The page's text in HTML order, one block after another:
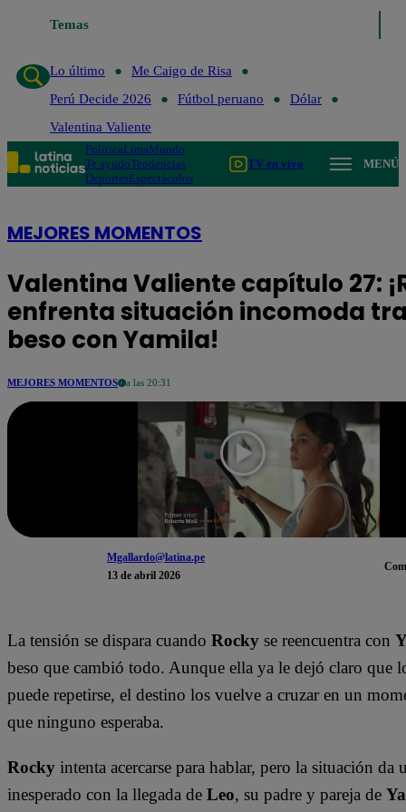
Temas
Lo último
Me Caigo de Risa
Perú Decide 2026
Fútbol peruano
Dólar
Valentina Valiente
PolíticaLimaMundo
Te ayudoTendencias
DeportesEspectáculos
TV en vivo MENÚ
MEJORES MOMENTOS
Valentina Valiente capítulo 27:
enfrenta situación incomoda
beso con Yamila!
MEJORES MOMENTOS a las 20:31
Mgallardo@latina.pe
13 de abril 2026
La tensión se dispara cuando Rocky se reencuentra con
beso que cambió todo. Aunque ella ya le dejó claro que
puede repetirse, el destino los vuelve a cruzar en un
que ninguno esperaba.
Rocky intenta acercarse para hablar, pero la situación da
inesperado con la llegada de Leo, su padre y pareja de